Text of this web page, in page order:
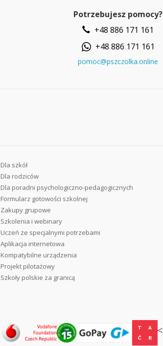
Potrzebujesz pomocy?
+48 886 171 161
+48 886 171 161
pomoc@pszczolka.online
Dla szkół
Dla rodziców
Dla poradni psychologiczno-pedagogicznych
Formularz gotowości szkolnej
Zakupy grupowe
Szkolenia i webinary
Uczeń ze specjalnymi potrzebami
Aplikacja internetowa
Kompatybilne urządzenia
Projekt pilotażowy
Szkoły polskie za granicą